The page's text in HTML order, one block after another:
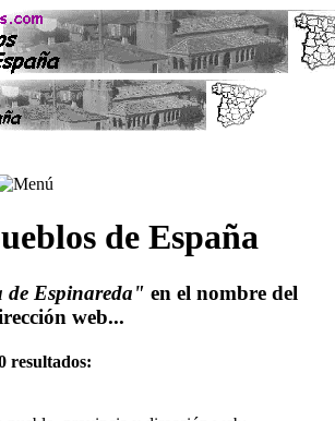
de España
de Espinareda" en el nombre del
web...
resultados: